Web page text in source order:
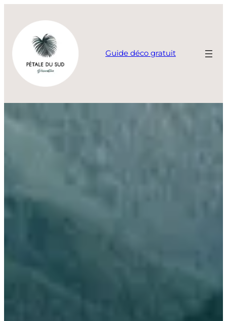
contenu
Guide déco gratuit